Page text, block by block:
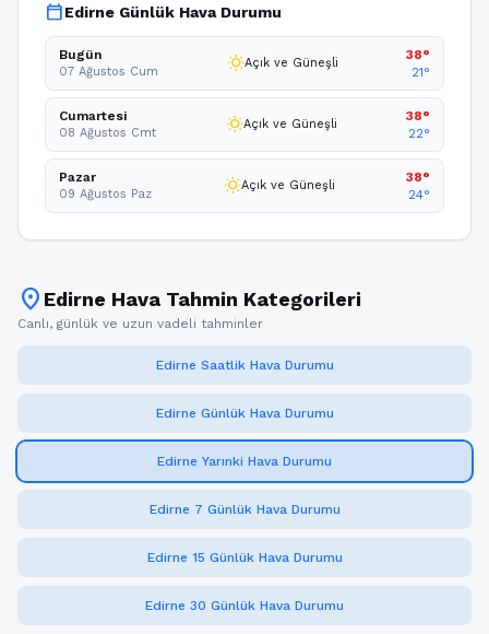
calendar_todayEdirne Günlük Hava Durumu
Bugün
07 Ağustos Cum wb_sunnyAçık ve Güneşli
38°
21°
Cumartesi
08 Ağustos Cmt wb_sunnyAçık ve Güneşli
38°
22°
Pazar
09 Ağustos Paz wb_sunnyAçık ve Güneşli
38°
24°
location_on Edirne Hava Tahmin Kategorileri
Canlı, günlük ve uzun vadeli tahminler
Edirne Saatlik Hava Durumu
Edirne Günlük Hava Durumu
Edirne Yarınki Hava Durumu
Edirne 7 Günlük Hava Durumu
Edirne 15 Günlük Hava Durumu
Edirne 30 Günlük Hava Durumu